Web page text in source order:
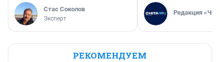
Стас Соколов
Эксперт
Редакция
РЕКОМЕНДУЕМ